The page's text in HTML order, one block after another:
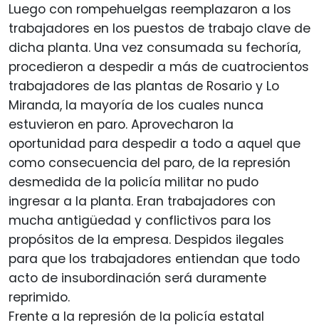
Luego con rompehuelgas reemplazaron a los
trabajadores en los puestos de trabajo clave de
dicha planta. Una vez consumada su fechoría,
procedieron a despedir a más de cuatrocientos
trabajadores de las plantas de Rosario y Lo
Miranda, la mayoría de los cuales nunca
estuvieron en paro. Aprovecharon la
oportunidad para despedir a todo a aquel que
como consecuencia del paro, de la represión
desmedida de la policía militar no pudo
ingresar a la planta. Eran trabajadores con
mucha antigüedad y conflictivos para los
propósitos de la empresa. Despidos ilegales
para que los trabajadores entiendan que todo
acto de insubordinación será duramente
reprimido.
Frente a la represión de la policía estatal